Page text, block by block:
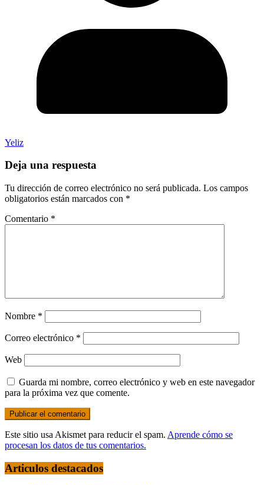
Yeliz
Deja una respuesta
Tu dirección de correo electrónico no será publicada. Los campos
obligatorios están marcados con *
Comentario *
Nombre *
Correo electrónico *
Web
Guarda mi nombre, correo electrónico y web en este navegador
para la próxima vez que comente.
Este sitio usa Akismet para reducir el spam. Aprende cómo se
procesan los datos de tus comentarios.
Articulos destacados